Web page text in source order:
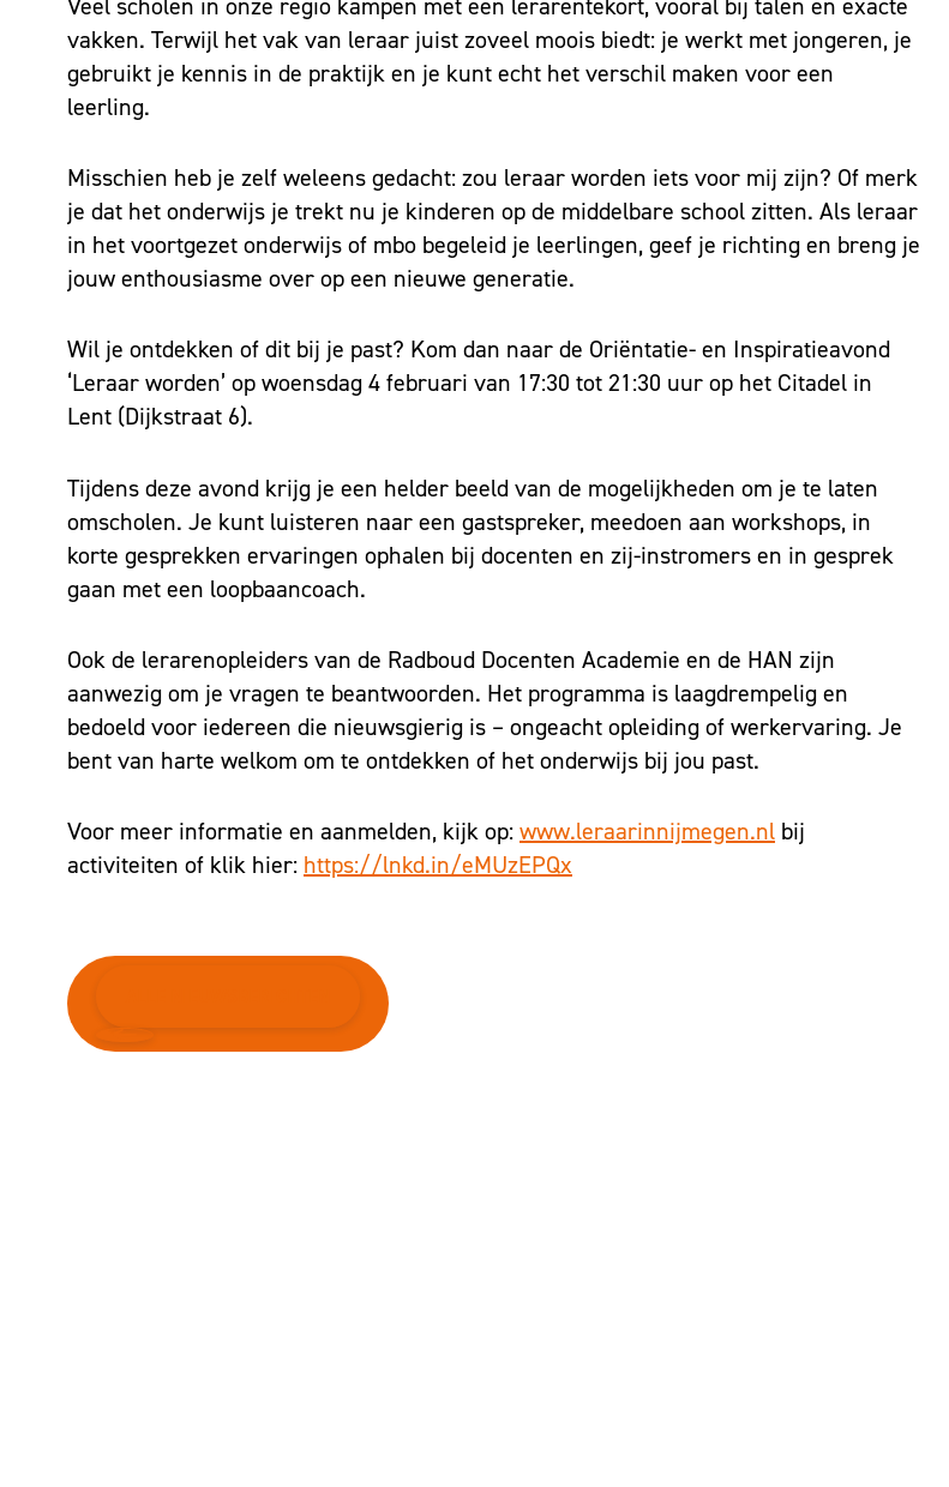
Veel scholen in onze regio kampen met een lerarentekort, vooral bij talen en exacte
vakken. Terwijl het vak van leraar juist zoveel moois biedt: je werkt met jongeren, je
gebruikt je kennis in de praktijk en je kunt echt het verschil maken voor een
leerling.
Misschien heb je zelf weleens gedacht: zou leraar worden iets voor mij zijn? Of merk
je dat het onderwijs je trekt nu je kinderen op de middelbare school zitten. Als leraar
in het voortgezet onderwijs of mbo begeleid je leerlingen, geef je richting en breng je
jouw enthousiasme over op een nieuwe generatie.
Wil je ontdekken of dit bij je past? Kom dan naar de Oriëntatie- en Inspiratieavond
‘Leraar worden’ op woensdag 4 februari van 17:30 tot 21:30 uur op het Citadel in
Lent (Dijkstraat 6).
Tijdens deze avond krijg je een helder beeld van de mogelijkheden om je te laten
omscholen. Je kunt luisteren naar een gastspreker, meedoen aan workshops, in
korte gesprekken ervaringen ophalen bij docenten en zij-instromers en in gesprek
gaan met een loopbaancoach.
Ook de lerarenopleiders van de Radboud Docenten Academie en de HAN zijn
aanwezig om je vragen te beantwoorden. Het programma is laagdrempelig en
bedoeld voor iedereen die nieuwsgierig is – ongeacht opleiding of werkervaring. Je
bent van harte welkom om te ontdekken of het onderwijs bij jou past.
Voor meer informatie en aanmelden, kijk op: www.leraarinnijmegen.nl bij
activiteiten of klik hier: https://lnkd.in/eMUzEPQx